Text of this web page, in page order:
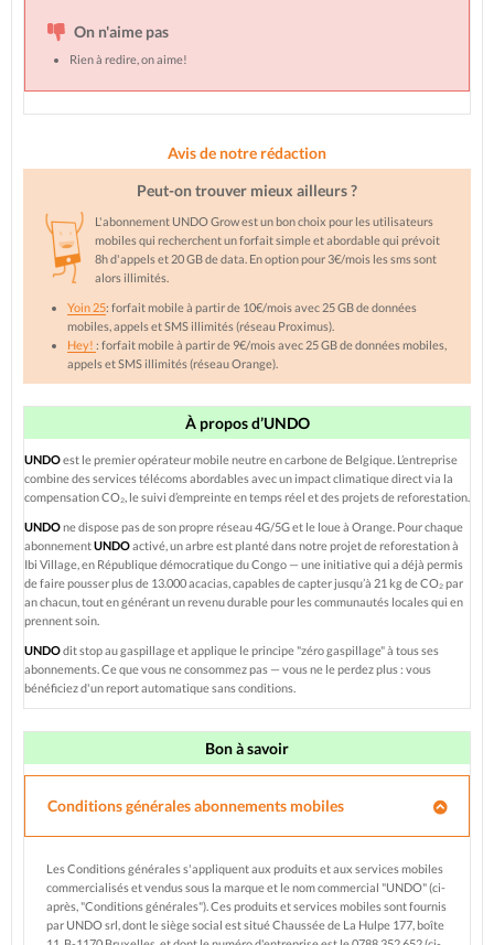
On n'aime pas
Rien à redire, on aime!
Avis de notre rédaction
Peut-on trouver mieux ailleurs ?
L'abonnement UNDO Grow est un bon choix pour les utilisateurs
mobiles qui recherchent un forfait simple et abordable qui prévoit
8h d'appels et 20 GB de data. En option pour 3€/mois les sms sont
alors illimités.
Yoin 25: forfait mobile à partir de 10€/mois avec 25 GB de données
mobiles, appels et SMS illimités (réseau Proximus).
Hey! : forfait mobile à partir de 9€/mois avec 25 GB de données mobiles,
appels et SMS illimités (réseau Orange).
À propos d’UNDO
UNDOest le premier opérateur mobile neutre en carbone de Belgique. L’entreprise
combine des services télécoms abordables avec un impact climatique direct via la
compensation CO₂, le suivi d’empreinte en temps réel et des projets de reforestation.
UNDOne dispose pas de son propre réseau 4G/5G et le loue à Orange. Pour chaque
abonnementUNDOactivé, un arbre est planté dans notre projet de reforestation à
Ibi Village, en République démocratique du Congo — une initiative qui a déjà permis
de faire pousser plus de 13.000 acacias, capables de capter jusqu’à 21 kg de CO₂ par
an chacun, tout en générant un revenu durable pour les communautés locales qui en
prennent soin.
UNDOdit stop au gaspillage et applique le principe "zéro gaspillage" à tous ses
abonnements. Ce que vous ne consommez pas — vous ne le perdez plus : vous
bénéficiez d'un report automatique sans conditions.
Bon à savoir
Conditions générales abonnements mobiles
Les Conditions générales s'appliquent aux produits et aux services mobiles
commercialisés et vendus sous la marque et le nom commercial "UNDO" (ci-
après, "Conditions générales"). Ces produits et services mobiles sont fournis
par UNDO srl, dont le siège social est situé Chaussée de La Hulpe 177, boîte